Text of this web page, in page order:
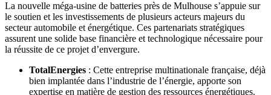
La nouvelle méga-usine de batteries près de Mulhouse s’appuie sur
le soutien et les investissements de plusieurs acteurs majeurs du
secteur automobile et énergétique. Ces partenariats stratégiques
assurent une solide base financière et technologique nécessaire pour
la réussite de ce projet d’envergure.
TotalEnergies : Cette entreprise multinationale française, déjà
bien implantée dans l’industrie de l’énergie, apporte son
expertise en matière de gestion des ressources énergétiques.